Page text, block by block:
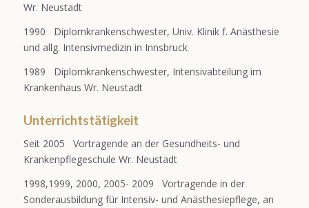
Wr. Neustadt
1990 Diplomkrankenschwester, Univ. Klinik f. Anästhesie
und allg. Intensivmedizin in Innsbruck
1989 Diplomkrankenschwester, Intensivabteilung im
Krankenhaus Wr. Neustadt
Unterrichtstätigkeit
Seit 2005 Vortragende an der Gesundheits- und
Krankenpflegeschule Wr. Neustadt
1998,1999, 2000, 2005- 2009 Vortragende in der
Sonderausbildung für Intensiv- und Anästhesiepflege, an